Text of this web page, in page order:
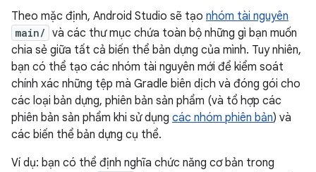
Theo mặc định, Android Studio sẽ tạo nhóm tài nguyên
main/ và các thư mục chứa toàn bộ những gì bạn muốn
chia sẻ giữa tất cả biến thể bản dựng của mình. Tuy nhiên,
bạn có thể tạo các nhóm tài nguyên mới để kiểm soát
chính xác những tệp mà Gradle biên dịch và đóng gói cho
các loại bản dựng, phiên bản sản phẩm (và tổ hợp các
phiên bản sản phẩm khi sử dụng các nhóm phiên bản) và
các biến thể bản dựng cụ thể.
Ví dụ: bạn có thể định nghĩa chức năng cơ bản trong